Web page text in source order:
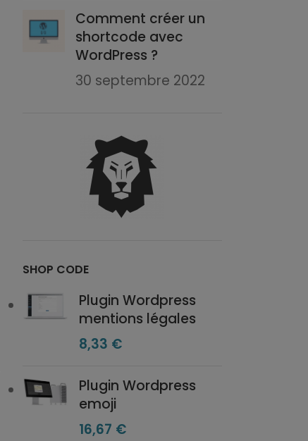
Comment créer un
shortcode avec
WordPress ?
30 septembre 2022
SHOP CODE
Plugin Wordpress
mentions légales
8,33 €
Plugin Wordpress
emoji
16,67 €